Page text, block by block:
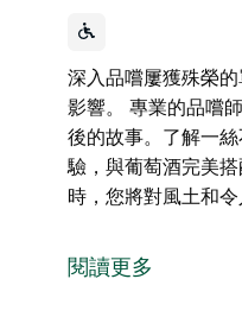
深入品嚐屢獲殊榮
影響。 專業的品嚐
後的故事。了解一
驗，與葡萄酒完美
時，您將對風土和
影響。
閱讀更多